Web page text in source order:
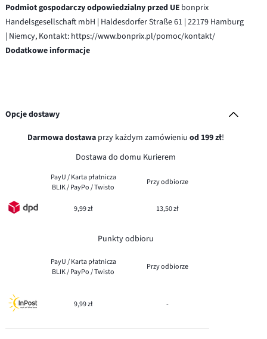
Podmiot gospodarczy odpowiedzialny przed UE bonprix
Handelsgesellschaft mbH | Haldesdorfer Straße 61 | 22179 Hamburg
| Niemcy, Kontakt: https://www.bonprix.pl/pomoc/kontakt/
Dodatkowe informacje
Opcje dostawy
Darmowa dostawaprzy każdym zamówieniu od 199 zł!
Dostawa do domu Kurierem
PayU / Karta płatnicza
BLIK / PayPo / Twisto
Przy odbiorze
9,99 zł 13,50 zł
Punkty odbioru
PayU / Karta płatnicza
BLIK / PayPo / Twisto
Przy odbiorze
9,99 zł -